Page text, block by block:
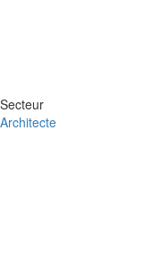
Secteur
Architecte